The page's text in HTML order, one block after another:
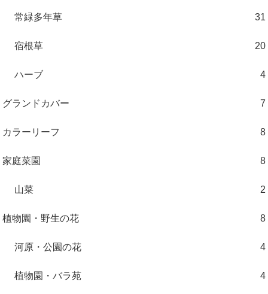
常緑多年草 31
宿根草 20
ハーブ 4
グランドカバー 7
カラーリーフ 8
家庭菜園 8
山菜 2
植物園・野生の花 8
河原・公園の花 4
植物園・バラ苑 4